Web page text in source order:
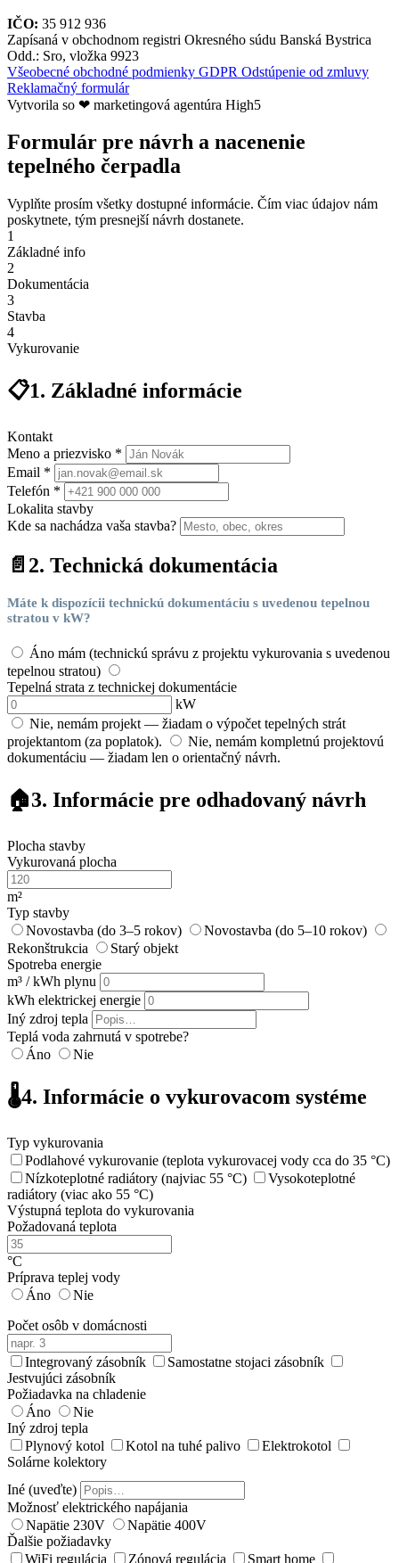
IČO: 35 912 936
Zapísaná v obchodnom registri Okresného súdu Banská Bystrica
Odd.: Sro, vložka 9923
Všeobecné obchodné podmienky GDPR Odstúpenie od zmluvy
Reklamačný formulár
Vytvorila so ❤ marketingová agentúra High5
Formulár pre návrh a nacenenie
tepelného čerpadla
Vyplňte prosím všetky dostupné informácie. Čím viac údajov nám
poskytnete, tým presnejší návrh dostanete.
1
Základné info
2
Dokumentácia
3
Stavba
4
Vykurovanie
📋1. Základné informácie
Kontakt
Meno a priezvisko *
Email *
Telefón *
Lokalita stavby
Kde sa nachádza vaša stavba?
📄 2. Technická dokumentácia
Máte k dispozícii technickú dokumentáciu s uvedenou tepelnou
stratou v kW?
Áno mám (technickú správu z projektu vykurovania s uvedenou
tepelnou stratou)
Tepelná strata z technickej dokumentácie
kW
Nie, nemám projekt — žiadam o výpočet tepelných strát
projektantom (za poplatok).
Nie, nemám kompletnú projektovú
dokumentáciu — žiadam len o orientačný návrh.
🏠3. Informácie pre odhadovaný návrh
Plocha stavby
Vykurovaná plocha
m²
Typ stavby
Novostavba (do 3–5 rokov)
Novostavba (do 5–10 rokov)
Rekonštrukcia
Starý objekt
Spotreba energie
m³ / kWh plynu
kWh elektrickej energie
Iný zdroj tepla
Teplá voda zahrnutá v spotrebe?
Áno
Nie
🌡️4. Informácie o vykurovacom systéme
Typ vykurovania
Podlahové vykurovanie (teplota vykurovacej vody cca do 35 °C)
Nízkoteplotné radiátory (najviac 55 °C)
Vysokoteplotné
radiátory (viac ako 55 °C)
Výstupná teplota do vykurovania
Požadovaná teplota
°C
Príprava teplej vody
Áno
Nie
Počet osôb v domácnosti
Integrovaný zásobník
Samostatne stojaci zásobník
Jestvujúci zásobník
Požiadavka na chladenie
Áno
Nie
Iný zdroj tepla
Plynový kotol
Kotol na tuhé palivo
Elektrokotol
Solárne kolektory
Iné (uveďte)
Možnosť elektrického napájania
Napätie 230V
Napätie 400V
Ďalšie požiadavky
WiFi regulácia
Zónová regulácia Smart home